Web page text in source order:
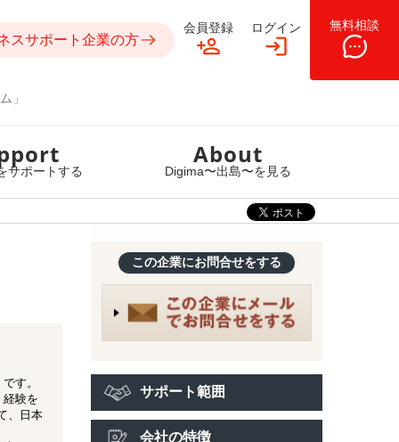
」
スサポート企業の方
会員登録 ログイン 無料相談
サポートする
About
Digima〜出島〜を見る
す。
経験を
、日本
この企業にお問合せをする
サポート範囲
会社の特徴